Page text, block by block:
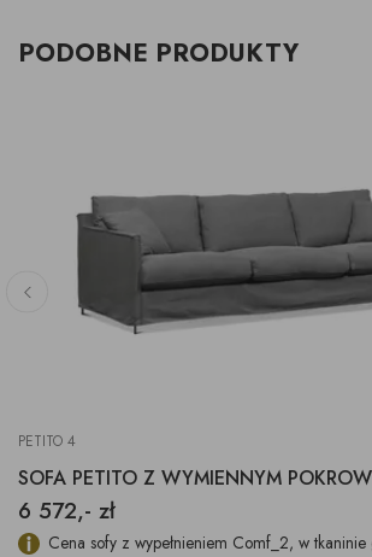
PODOBNE PRODUKTY
PETITO 4
SOFA PETITO Z WYMIENNYM
6 572,- zł
Cena sofy z wypełnieniem Comf_2, w